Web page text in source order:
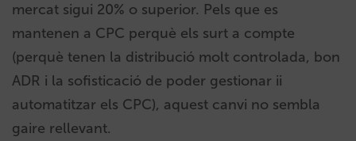
mercat sigui 20% o superior. Pels que es
mantenen a CPC perquè els surt a compte
(perquè tenen la distribució molt controlada, bon
ADR i la sofisticació de poder gestionar ii
automatitzar els CPC), aquest canvi no sembla
gaire rellevant.